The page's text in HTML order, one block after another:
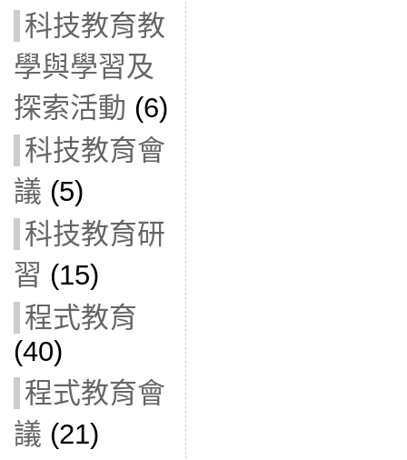
科技教育教
學與學習及
探索活動 (6)
科技教育會
議 (5)
科技教育研
習 (15)
程式教育
(40)
程式教育會
議 (21)